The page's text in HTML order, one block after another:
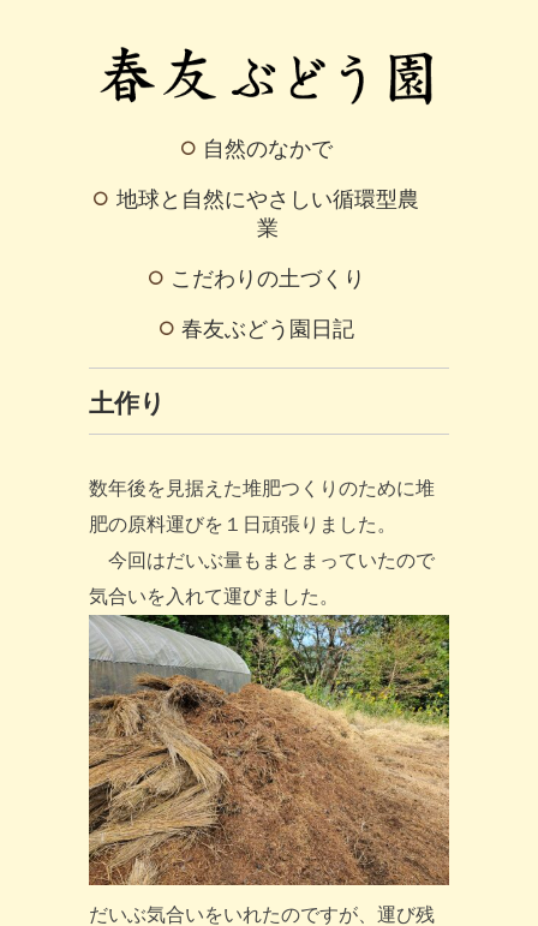
自然のなかで
地球と自然にやさしい循環型農
業
こだわりの土づくり
春友ぶどう園日記
土作り
数年後を見据えた堆肥つくりのために堆
肥の原料運びを１日頑張りました。
今回はだいぶ量もまとまっていたので
気合いを入れて運びました。
だいぶ気合いをいれたのですが、運び残